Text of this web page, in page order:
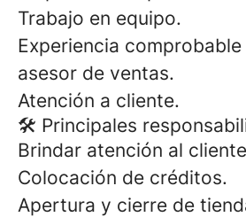
Trabajo en equipo.
Experiencia
asesor de ventas.
Atención a cliente.
🛠 Principales
Brindar atención al
Colocación de créditos.
Apertura y cierre de